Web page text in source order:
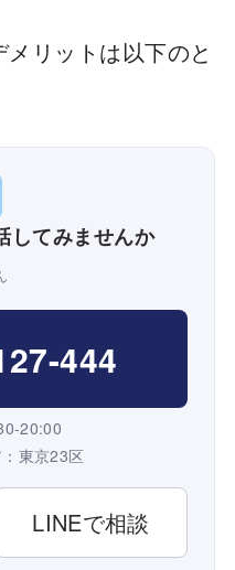
リットは以下のと
してみませんか
444
20:00
東京23区
LINEで相談